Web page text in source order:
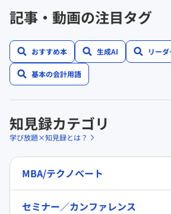
記事・動画の注目タグ
おすすめ本 生成AI リー
基本の会計用語
知見録カテゴリ
学び放題×知見録とは？
MBA/テクノベート
セミナー／カンファレンス